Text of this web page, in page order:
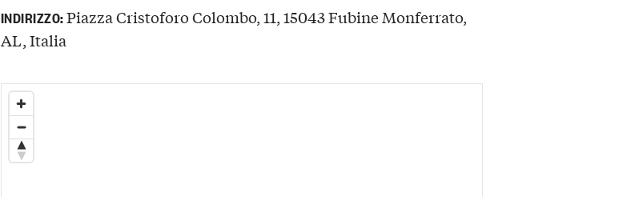
INDIRIZZO:Piazza Cristoforo Colombo, 11, 15043 Fubine Monferrato,
AL, Italia